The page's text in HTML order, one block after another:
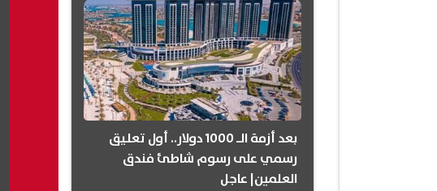
بعد أزمة الـ 1000 دولار.. أول تعليق
رسمي على رسوم شاطئ فندق
العلمين| عاجل